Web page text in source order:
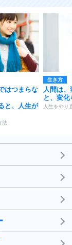
はつまらな
と、人生が
法
生き方
人間は
と、変
人生をやり